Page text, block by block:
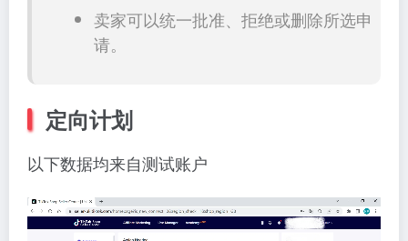
卖家可以统一批准、拒绝或删除所选申
请。
定向计划
以下数据均来自测试账户